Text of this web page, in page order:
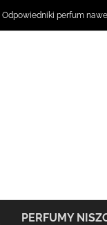
Odpowiedniki perfum
PERFUMY